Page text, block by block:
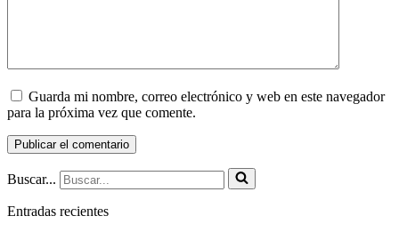
Guarda mi nombre, correo electrónico y web en este navegador
para la próxima vez que comente.
Buscar...
Entradas recientes